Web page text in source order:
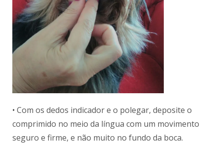
• Com os dedos indicador e o polegar, deposite o
comprimido no meio da língua com um movimento
seguro e firme, e não muito no fundo da boca.